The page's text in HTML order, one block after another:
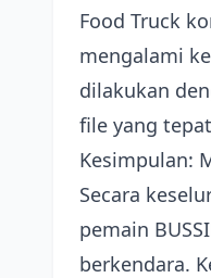
Food Truck
mengalami
dilakukan
file yang
Kesimpulan:
Secara
pemain
berkendara.